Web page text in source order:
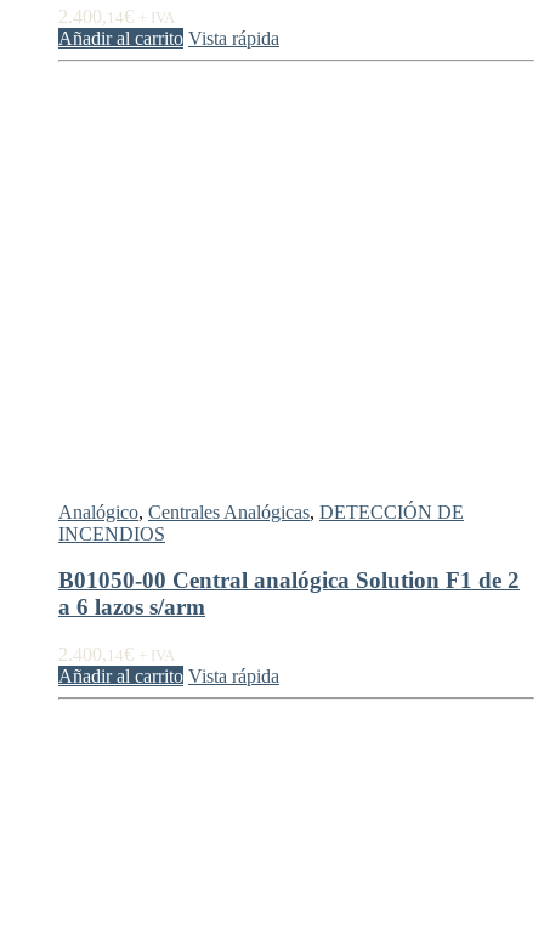
2.400, 14€ + IVA
Añadir al carrito Vista rápida
Analógico, Centrales Analógicas, DETECCIÓN DE
INCENDIOS
B01050-00 Central analógica Solution F1 de 2
a 6 lazos s/arm
2.400, 14€ + IVA
Añadir al carrito Vista rápida